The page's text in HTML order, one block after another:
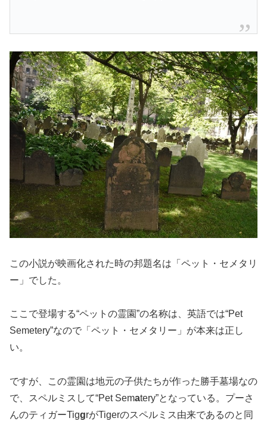
この小説が映画化された時の邦題名は「ペット・セメタリ
ー」でした。
ここで登場する“ペットの霊園”の名称は、英語では“Pet
Semetery”なので「ペット・セメタリー」が本来は正し
い。
ですが、この霊園は地元の子供たちが作った勝手墓場なの
で、スペルミスして“Pet Sematery”となっている。プーさ
んのティガーTiggrがTigerのスペルミス由来であるのと同